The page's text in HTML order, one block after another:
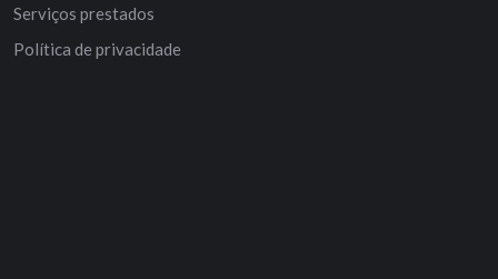
Serviços prestados
Política de privacidade